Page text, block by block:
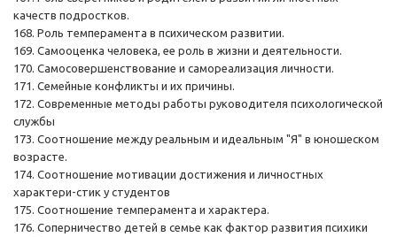
качеств подростков.
168. Роль темперамента в психическом развитии.
169. Самооценка человека, ее роль в жизни и деятельности.
170. Самосовершенствование и самореализация личности.
171. Семейные конфликты и их причины.
172. Современные методы работы руководителя психологической
службы
173. Соотношение между реальным и идеальным "Я" в юношеском
возрасте.
174. Соотношение мотивации достижения и личностных
характери-стик у студентов
175. Соотношение темперамента и характера.
176. Соперничество детей в семье как фактор развития психики